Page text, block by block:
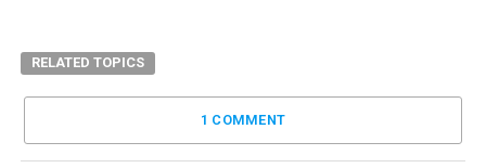
RELATED TOPICS
1 COMMENT